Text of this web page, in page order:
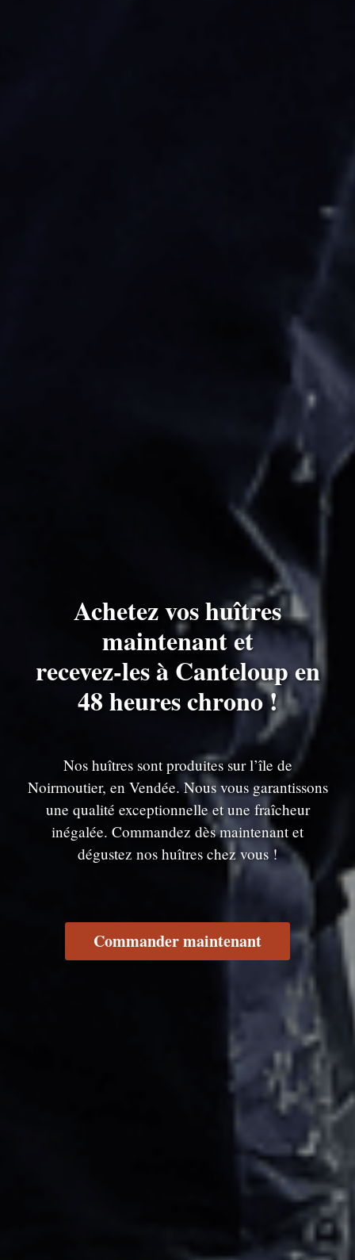
Achetez vos huîtres
maintenant et
recevez-les à Canteloup en
48 heures chrono !
Nos huîtres sont produites sur l’île de
Noirmoutier, en Vendée. Nous vous garantissons
une qualité exceptionnelle et une fraîcheur
inégalée. Commandez dès maintenant et
dégustez nos huîtres chez vous !
Commander maintenant